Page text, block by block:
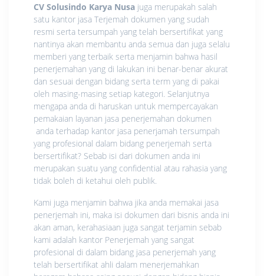
CV Solusindo Karya Nusa juga merupakah salah
satu kantor jasa Terjemah dokumen yang sudah
resmi serta tersumpah yang telah bersertifikat yang
nantinya akan membantu anda semua dan juga selalu
memberi yang terbaik serta menjamin bahwa hasil
penerjemahan yang di lakukan ini benar-benar akurat
dan sesuai dengan bidang serta term yang di pakai
oleh masing-masing setiap kategori. Selanjutnya
mengapa anda di haruskan untuk mempercayakan
pemakaian layanan jasa penerjemahan dokumen
anda terhadap kantor jasa penerjamah tersumpah
yang profesional dalam bidang penerjemah serta
bersertifikat? Sebab isi dari dokumen anda ini
merupakan suatu yang confidential atau rahasia yang
tidak boleh di ketahui oleh publik.
Kami juga menjamin bahwa jika anda memakai jasa
penerjemah ini, maka isi dokumen dari bisnis anda ini
akan aman, kerahasiaan juga sangat terjamin sebab
kami adalah kantor Penerjemah yang sangat
profesional di dalam bidang jasa penerjemah yang
telah bersertifikat ahli dalam menerjemahkan